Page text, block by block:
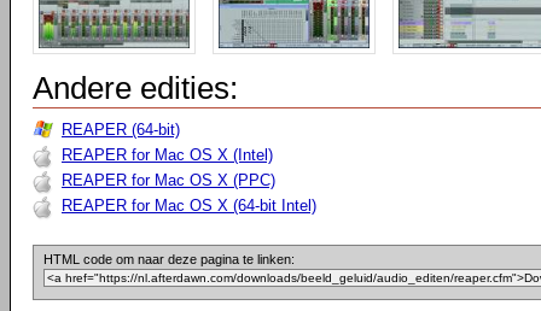
Andere edities:
REAPER (64-bit)
REAPER for Mac OS X (Intel)
REAPER for Mac OS X (PPC)
REAPER for Mac OS X (64-bit Intel)
HTML code om naar deze pagina te linken: